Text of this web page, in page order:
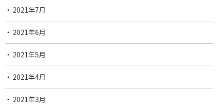
2021年7月
2021年6月
2021年5月
2021年4月
2021年3月